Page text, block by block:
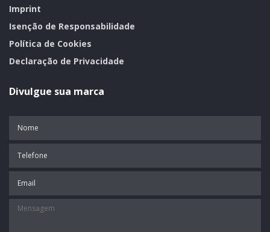
Imprint
Isenção de Responsabilidade
Política de Cookies
Declaração de Privacidade
Divulgue sua marca
Telefone
Mensagem